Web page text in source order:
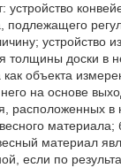
устройство
подлежащего
устройство
толщины доски в
как объекта
на основе
расположенных в
материала;
материал
если по